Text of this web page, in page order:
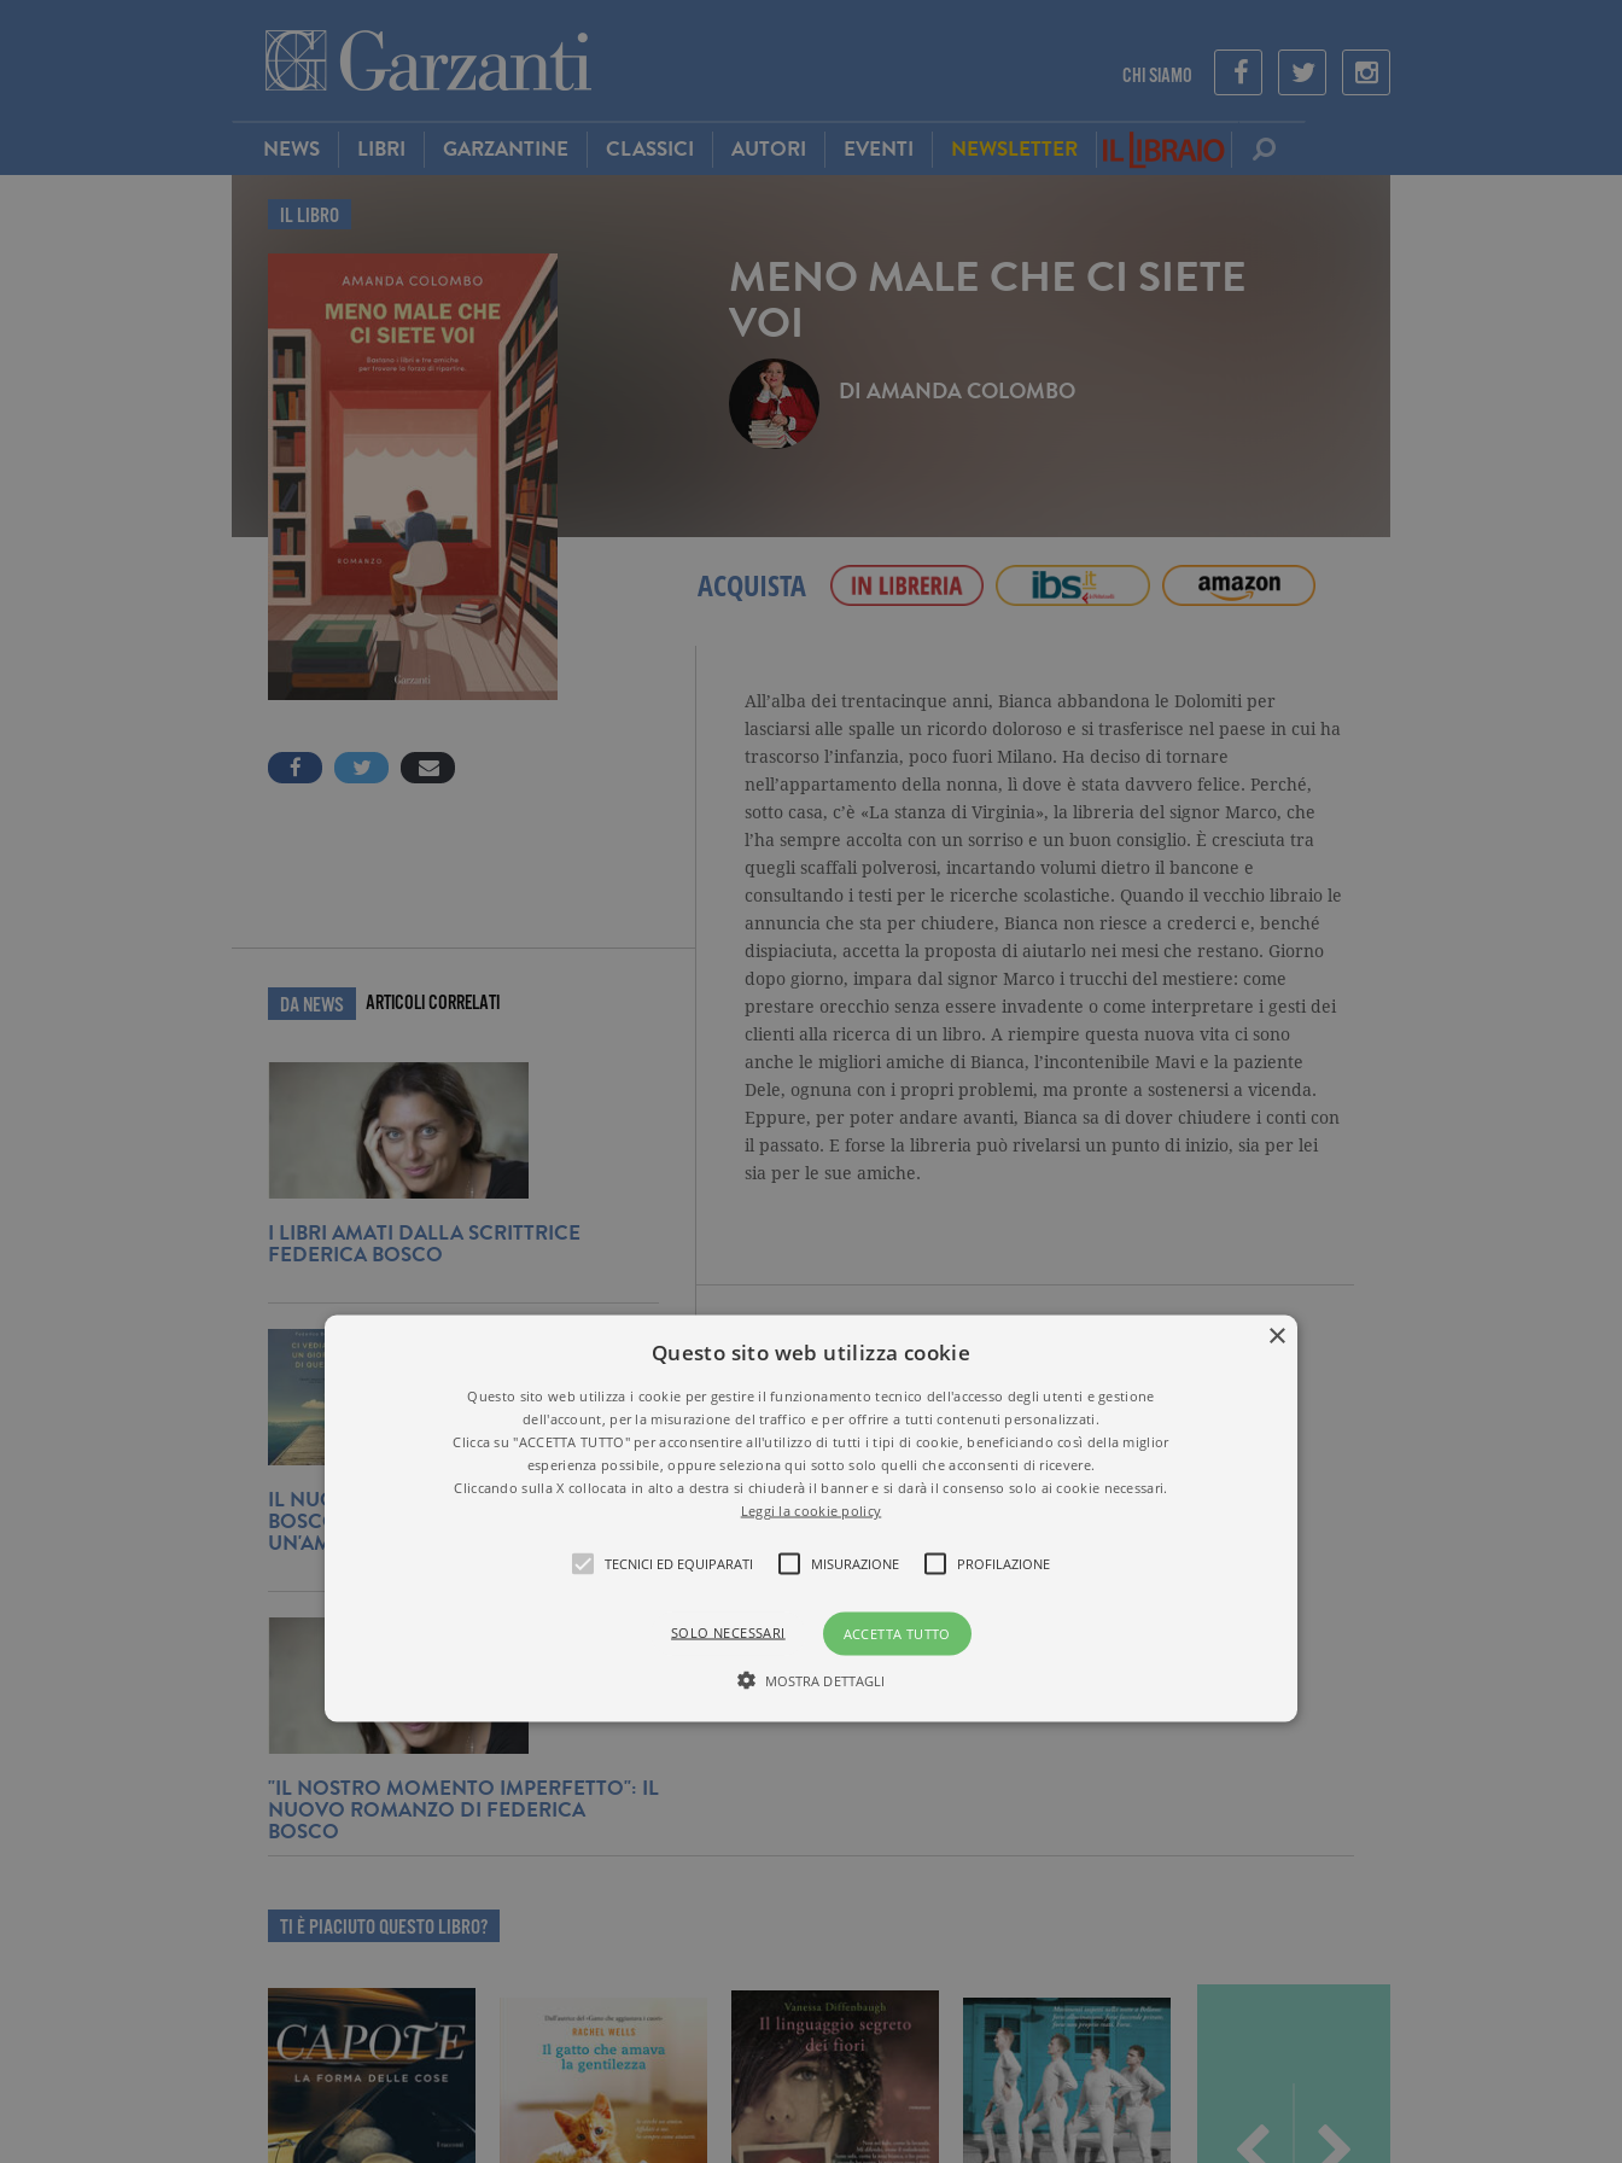
CHI SIAMO
NEWS LIBRI GARZANTINE CLASSICI AUTORI EVENTI NEWSLETTER
IL LIBRO
MENO MALE CHE CI SIETE
VOI
DI AMANDA COLOMBO
ACQUISTA
All’alba dei trentacinque anni, Bianca abbandona le Dolomiti per
lasciarsi alle spalle un ricordo doloroso e si trasferisce nel paese in cui ha
trascorso l’infanzia, poco fuori Milano. Ha deciso di tornare
nell’appartamento della nonna, lì dove è stata davvero felice. Perché,
sotto casa, c’è «La stanza di Virginia», la libreria del signor Marco, che
l’ha sempre accolta con un sorriso e un buon consiglio. È cresciuta tra
quegli scaffali polverosi, incartando volumi dietro il bancone e
consultando i testi per le ricerche scolastiche. Quando il vecchio libraio le
annuncia che sta per chiudere, Bianca non riesce a crederci e, benché
dispiaciuta, accetta la proposta di aiutarlo nei mesi che restano. Giorno
dopo giorno, impara dal signor Marco i trucchi del mestiere: come
prestare orecchio senza essere invadente o come interpretare i gesti dei
clienti alla ricerca di un libro. A riempire questa nuova vita ci sono
anche le migliori amiche di Bianca, l’incontenibile Mavi e la paziente
Dele, ognuna con i propri problemi, ma pronte a sostenersi a vicenda.
Eppure, per poter andare avanti, Bianca sa di dover chiudere i conti con
il passato. E forse la libreria può rivelarsi un punto di inizio, sia per lei
sia per le sue amiche.
ISBN
9788811013006
Autore
Amanda Colombo
Casa Editrice
GARZANTI
Aree tematiche
Dettagli
edizione cartacea
DA NEWS ARTICOLI CORRELATI
I LIBRI AMATI DALLA SCRITTRICE
FEDERICA BOSCO
IL NUOVO ROMANZO DI FEDERICA
BOSCO RACCONTA LA STORIA DI
UN'AMICIZIA
"IL NOSTRO MOMENTO IMPERFETTO": IL
NUOVO ROMANZO DI FEDERICA
BOSCO
TI È PIACIUTO QUESTO LIBRO?
×
Questo sito web utilizza cookie
Questo sito web utilizza i cookie per gestire il funzionamento tecnico dell'accesso degli utenti e gestione
dell'account, per la misurazione del traffico e per offrire a tutti contenuti personalizzati.
Clicca su "ACCETTA TUTTO" per acconsentire all'utilizzo di tutti i tipi di cookie, beneficiando così della miglior
esperienza possibile, oppure seleziona qui sotto solo quelli che acconsenti di ricevere.
Cliccando sulla X collocata in alto a destra si chiuderà il banner e si darà il consenso solo ai cookie necessari.
Leggi la cookie policy
TECNICI ED EQUIPARATI MISURAZIONE PROFILAZIONE
ACCETTA TUTTO
SOLO NECESSARI
MOSTRA DETTAGLI
I cookie tecnici sono strettamente necessari, consentono la funzionalità del sito Web principale come l'accesso degli utenti e la gestione
_gid
_gat
Questo nome di cookie è associato a Google Universal Analytics, secondo la
documentazione viene utilizzato per limitare la frequenza delle richieste, limitando la
raccolta di dati su siti ad alto traffico.
current_url
.garzanti.it Sessione
Questo cookie viene utilizzato per verificare la pagina corrente visualizzata.
_gat_UA-16356920-1
.garzanti.it 1 minuto
Si tratta di un cookie di tipo pattern impostato da Google Analytics, in cui l'elemento
pattern sul nome contiene il numero identificativo univoco dell'account o del sito Web a
cui si riferisce. È una variazione del cookie _gat che viene utilizzato per limitare la quantità
di dati registrati da Google su siti Web ad alto volume di traffico.